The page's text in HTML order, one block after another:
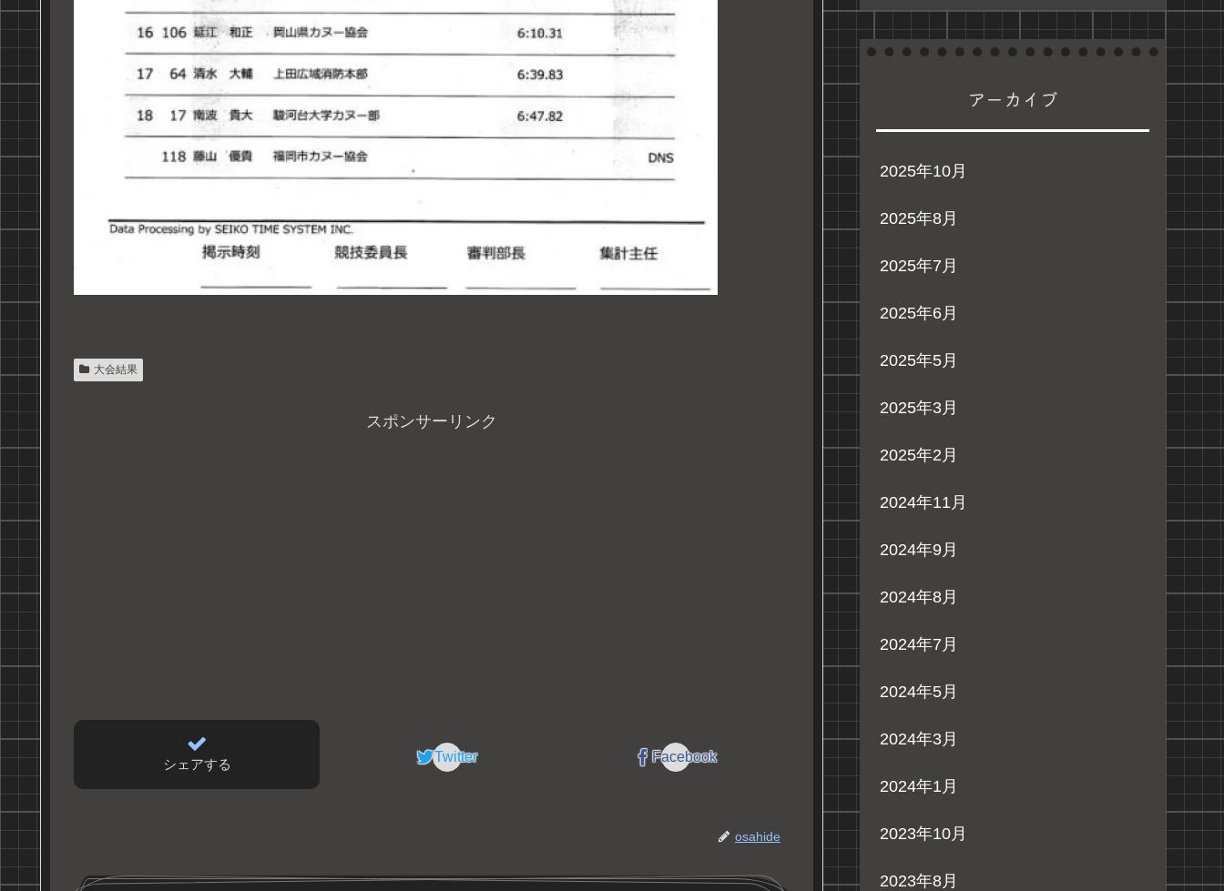
大会結果
スポンサーリンク
シェアする Twitter Facebook
osahide
アーカイブ
2025年10月
2025年8月
2025年7月
2025年6月
2025年5月
2025年3月
2025年2月
2024年11月
2024年9月
2024年8月
2024年7月
2024年5月
2024年3月
2024年1月
2023年10月
2023年8月